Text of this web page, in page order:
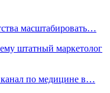
масштабировать…
штатный маркетолог
канал по медицине в…